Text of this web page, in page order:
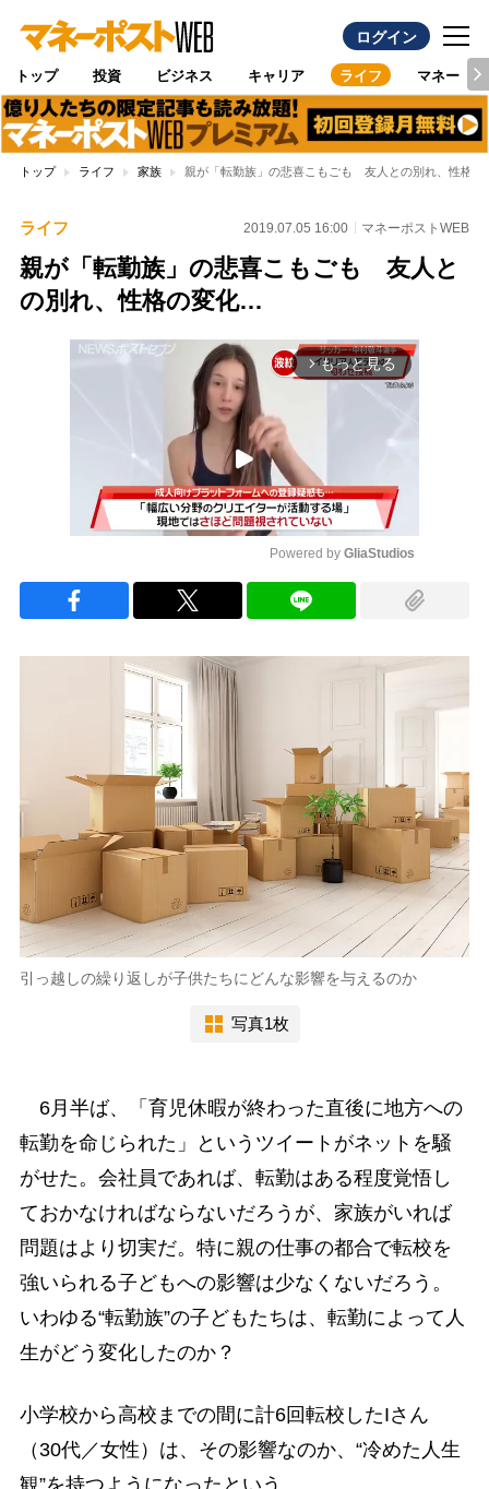
ログイン
トップ 投資 ビジネス キャリア ライフ マネー
トップ ライフ 家族 親が「転勤族」の悲喜こもごも 友人との別れ、性格
ライフ 2019.07.05 16:00 マネーポストWEB
親が「転勤族」の悲喜こもごも 友人と
の別れ、性格の変化…
arrow_forward_ios もっと見る
Powered by GliaStudios
引っ越しの繰り返しが子供たちにどんな影響を与えるのか
写真1枚
6月半ば、「育児休暇が終わった直後に地方への
転勤を命じられた」というツイートがネットを騒
がせた。会社員であれば、転勤はある程度覚悟し
ておかなければならないだろうが、家族がいれば
問題はより切実だ。特に親の仕事の都合で転校を
強いられる子どもへの影響は少なくないだろう。
いわゆる“転勤族”の子どもたちは、転勤によって人
生がどう変化したのか？
小学校から高校までの間に計6回転校したIさん
（30代／女性）は、その影響なのか、“冷めた人生
観”を持つようになったという。